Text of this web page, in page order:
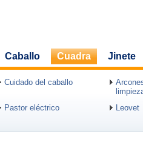
Caballo Cuadra Jinete
Cuidado del caballo
Pastor eléctrico
Leovet